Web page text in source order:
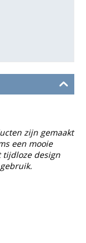
zijn gemaakt
een mooie
tijdloze design